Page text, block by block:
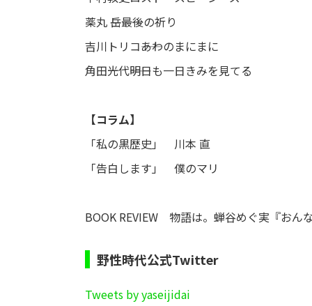
薬丸 岳――最後の祈り
吉川トリコ――あわのまにまに
角田光代――明日も一日きみを見てる
【コラム】
「私の黒歴史」 川本 直
「告白します」 僕のマリ
BOOK REVIEW 物語は。蝉谷めぐ実『おん
野性時代公式Twitter
Tweets by yaseijidai